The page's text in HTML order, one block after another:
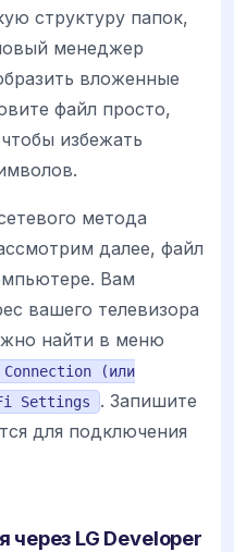
структуру папок,
менеджер
вложенные
файл просто,
избежать
метода
далее, файл
Вам
вашего телевизора
найти в меню
(или
Fi Settings
. Запишите
для подключения
через LG Developer